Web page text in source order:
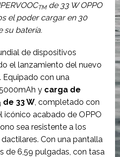
TMde 33 W OPPO
el poder cargar en 30
su batería.
de dispositivos
el lanzamiento del nuevo
Equipado con una
y carga de
de 33 W, completado con
icónico acabado de OPPO
sea resistente a los
Con una pantalla
de 6,59 pulgadas, con tasa